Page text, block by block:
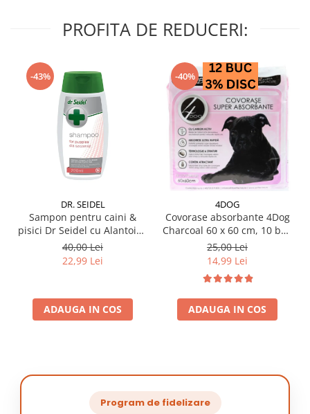
PROFITA DE REDUCERI:
-43%
DR. SEIDEL
Sampon pentru caini &
pisici Dr Seidel cu Alantoina
220 ml
40,00 Lei
22,99 Lei
ADAUGA IN COS
-40%
4DOG
Covorase absorbante 4Dog
Charcoal 60 x 60 cm, 10 buc
/ pachet
25,00 Lei
14,99 Lei
ADAUGA IN COS
Program de fidelizare